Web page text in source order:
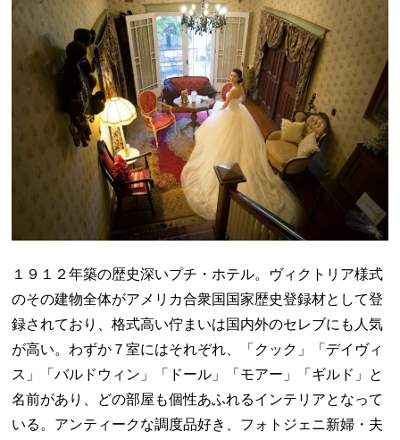
１９１２年築の歴史深いプチ・ホテル。ヴィクトリア様式
のその建物全体がアメリカ合衆国国家歴史登録材として登
録されており、格式高い佇まいは国内外のセレブにも人気
が高い。わずか７室にはそれぞれ、「クック」「デイヴィ
ス」「バルドウィン」「ドール」「モアー」「ギルド」と
名前があり、どの部屋も個性あふれるインテリアとなって
いる。アンティークな調度品好き、フォトジェニ新婦・夫